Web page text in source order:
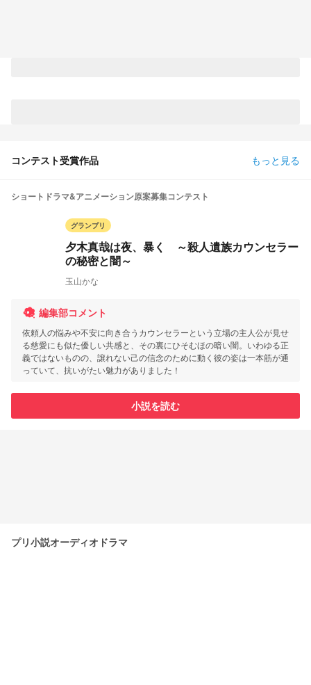
コンテスト受賞作品 もっと見る
ショートドラマ&アニメーション原案募集コンテスト
グランプリ
夕木真哉は夜、暴く ～殺人遺族カウンセラー
の秘密と闇～
玉山かな
編集部コメント
依頼人の悩みや不安に向き合うカウンセラーという立場の主人公が見せ
る慈愛にも似た優しい共感と、その裏にひそむほの暗い闇。いわゆる正
義ではないものの、譲れない己の信念のために動く彼の姿は一本筋が通
っていて、抗いがたい魅力がありました！
小説を読む
プリ小説オーディオドラマ